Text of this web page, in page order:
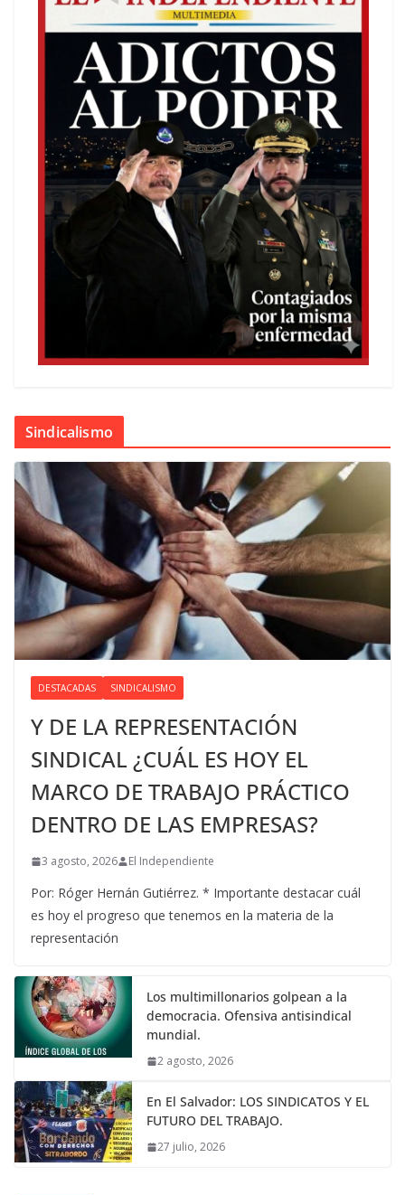
Sindicalismo
DESTACADAS SINDICALISMO
Y DE LA REPRESENTACIÓN
SINDICAL ¿CUÁL ES HOY EL
MARCO DE TRABAJO PRÁCTICO
DENTRO DE LAS EMPRESAS?
3 agosto, 2026 El Independiente
Por: Róger Hernán Gutiérrez. * Importante destacar cuál
es hoy el progreso que tenemos en la materia de la
representación
Los multimillonarios golpean a la
democracia. Ofensiva antisindical
mundial.
2 agosto, 2026
En El Salvador: LOS SINDICATOS Y EL
FUTURO DEL TRABAJO.
27 julio, 2026